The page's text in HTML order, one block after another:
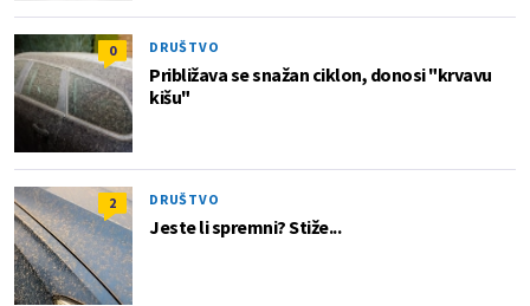
0 DRUŠTVO
Približava se snažan ciklon, donosi "krvavu
kišu"
2 DRUŠTVO
Jeste li spremni? Stiže...